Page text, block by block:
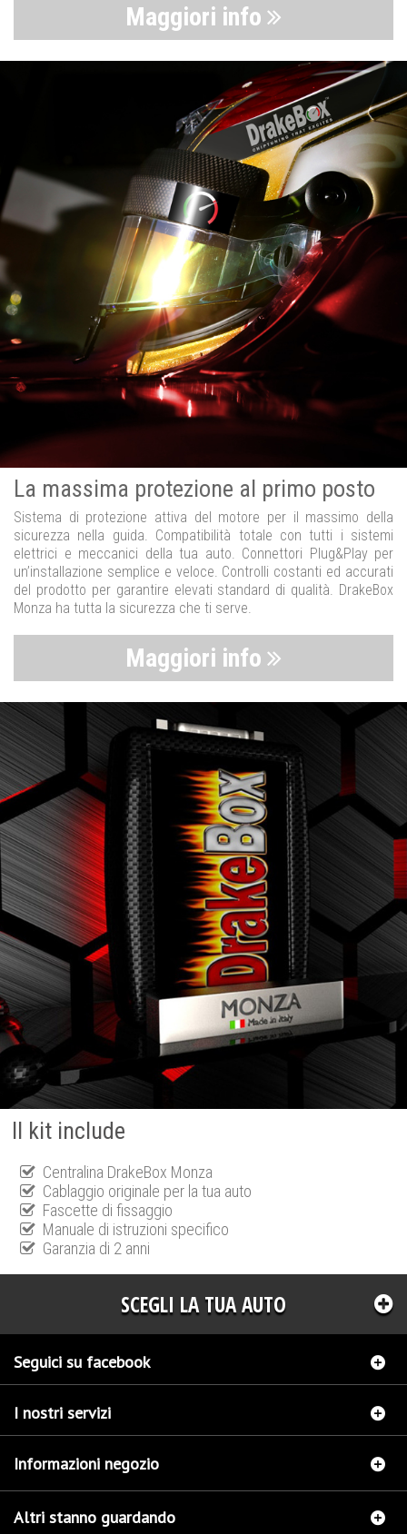
Maggiori info
La massima protezione al primo posto
Sistema di protezione attiva del motore per il massimo della
sicurezza nella guida. Compatibilità totale con tutti i sistemi
elettrici e meccanici della tua auto. Connettori Plug&Play per
un’installazione semplice e veloce. Controlli costanti ed accurati
del prodotto per garantire elevati standard di qualità. DrakeBox
Monza ha tutta la sicurezza che ti serve.
Maggiori info
Il kit include
Centralina DrakeBox Monza
Cablaggio originale per la tua auto
Fascette di fissaggio
Manuale di istruzioni specifico
Garanzia di 2 anni
SCEGLI LA TUA AUTO
Seguici su facebook
I nostri servizi
Informazioni negozio
Altri stanno guardando